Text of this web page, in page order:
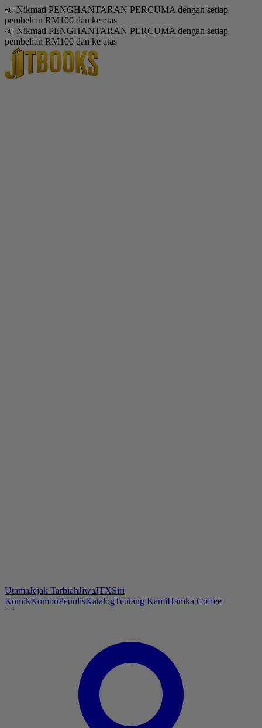
📣 Nikmati PENGHANTARAN PERCUMA dengan setiap
pembelian RM100 dan ke atas
📣 Nikmati PENGHANTARAN PERCUMA dengan setiap
pembelian RM100 dan ke atas
UtamaJejak TarbiahJiwaJTXSiri
KomikKomboPenulisKatalogTentang KamiHamka Coffee